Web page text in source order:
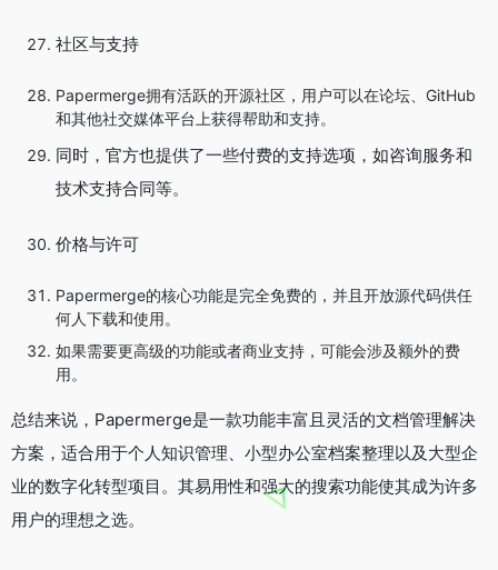
社区与支持
Papermerge拥有活跃的开源社区，用户可以在论坛、GitHub
和其他社交媒体平台上获得帮助和支持。
同时，官方也提供了一些付费的支持选项，如咨询服务和
技术支持合同等。
价格与许可
Papermerge的核心功能是完全免费的，并且开放源代码供任
何人下载和使用。
如果需要更高级的功能或者商业支持，可能会涉及额外的费
用。
总结来说，Papermerge是一款功能丰富且灵活的文档管理解决
方案，适合用于个人知识管理、小型办公室档案整理以及大型企
业的数字化转型项目。其易用性和强大的搜索功能使其成为许多
用户的理想之选。